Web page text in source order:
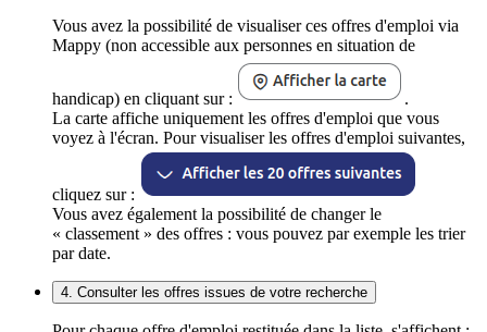
Vous avez la possibilité de visualiser ces offres d'emploi via
Mappy (non accessible aux personnes en situation de
handicap) en cliquant sur :
.
La carte affiche uniquement les offres d'emploi que vous
voyez à l'écran. Pour visualiser les offres d'emploi suivantes,
cliquez sur :
Vous avez également la possibilité de changer le
« classement » des offres : vous pouvez par exemple les trier
par date.
4. Consulter les offres issues de votre recherche